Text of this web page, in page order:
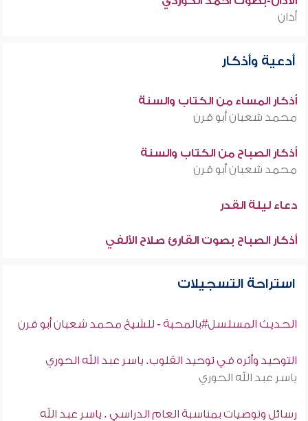
أذان
أدعية وأذكار
أذكار المساء من الكتاب والسنة
محمد شعبان أبو قرن
أذكار الصباح من الكتاب والسنة
محمد شعبان أبو قرن
دعاء ليلة القدر
أذكار الصباح بصوت القارئ صلاح الألفي
استراحة التسجيلات
الحديث المسلسل#بالمحبة - للشيخ محمد شعبان أبو قرن
التوحيد وأثره في توحيد القلوب. ياسر عبد الله الحوري
ياسر عبد الله الحوري
رسائل وتوصيات بمناسبة العام الدراسي . ياسر عبد الله